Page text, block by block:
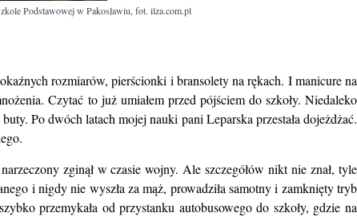
Podstawowej w Pakosławiu, fot. ilza.com.pl
rozmiarów, pierścionki i bransolety na rękach. I manicure na
Czytać to już umiałem przed pójściem do szkoły. Niedaleko
Po dwóch latach mojej nauki pani Leparska przestała dojeżdżać.
zginął w czasie wojny. Ale szczegółów nikt nie znał, tyle
i nigdy nie wyszła za mąż, prowadziła samotny i zamknięty tryb
przemykała od przystanku autobusowego do szkoły, gdzie na